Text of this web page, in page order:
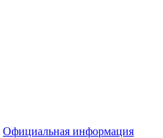
Официальная информация